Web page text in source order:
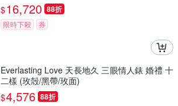
$16,720 88折
限時下殺 券
Everlasting Love 天長地久 三眼情人錶 婚禮 十
二樣 (玫殻/黑帶/玫面)
$4,576 88折